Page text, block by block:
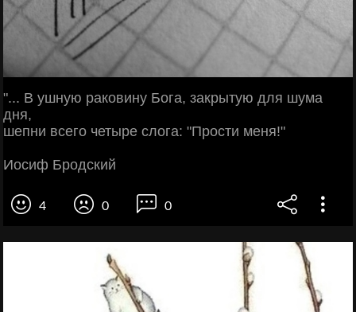
"... В ушную раковину Бога, закрытую для шума
дня,
шепни всего четыре слога: "Прости меня!"
Иосиф Бродский
4 0 0